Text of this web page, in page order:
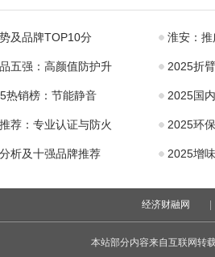
及品牌TOP10分 淮安：推
五强：高颜值防护升 2025折
热销榜：节能静音 2025国
荐：专业认证与防火 2025环
析及十强品牌推荐 2025增
经济财融网
本站部分内容来自互联网转